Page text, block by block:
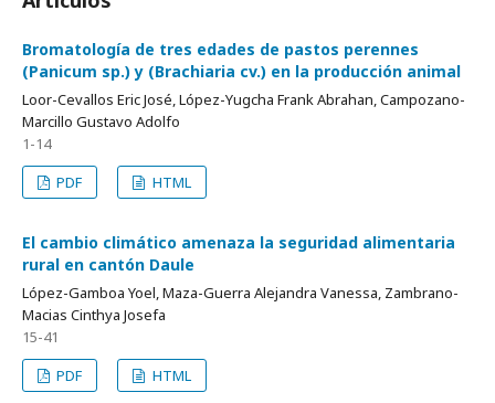
Bromatología de tres edades de pastos perennes
(Panicum sp.) y (Brachiaria cv.) en la producción animal
Loor-Cevallos Eric José, López-Yugcha Frank Abrahan, Campozano-
Marcillo Gustavo Adolfo
1-14
PDF
HTML
El cambio climático amenaza la seguridad alimentaria
rural en cantón Daule
López-Gamboa Yoel, Maza-Guerra Alejandra Vanessa, Zambrano-
Macias Cinthya Josefa
15-41
PDF
HTML